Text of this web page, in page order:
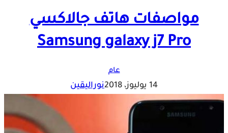
مواصفات هاتف جالاكسي
Samsung galaxy j7 Pro
عام
14 يوليوز، 2018 نوراليقين